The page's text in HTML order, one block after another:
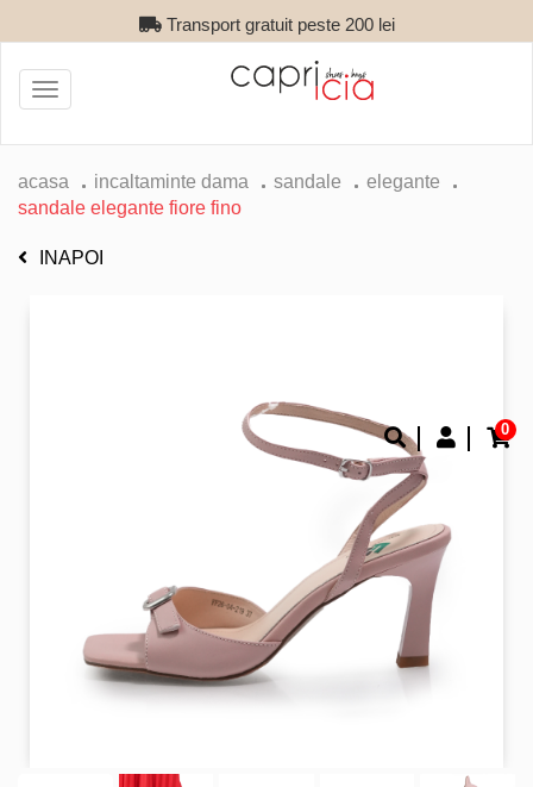
Transport gratuit peste 200 lei
0
Toggle
navigation
acasa incaltaminte dama sandale
elegante
sandale elegante fiore fino
INAPOI